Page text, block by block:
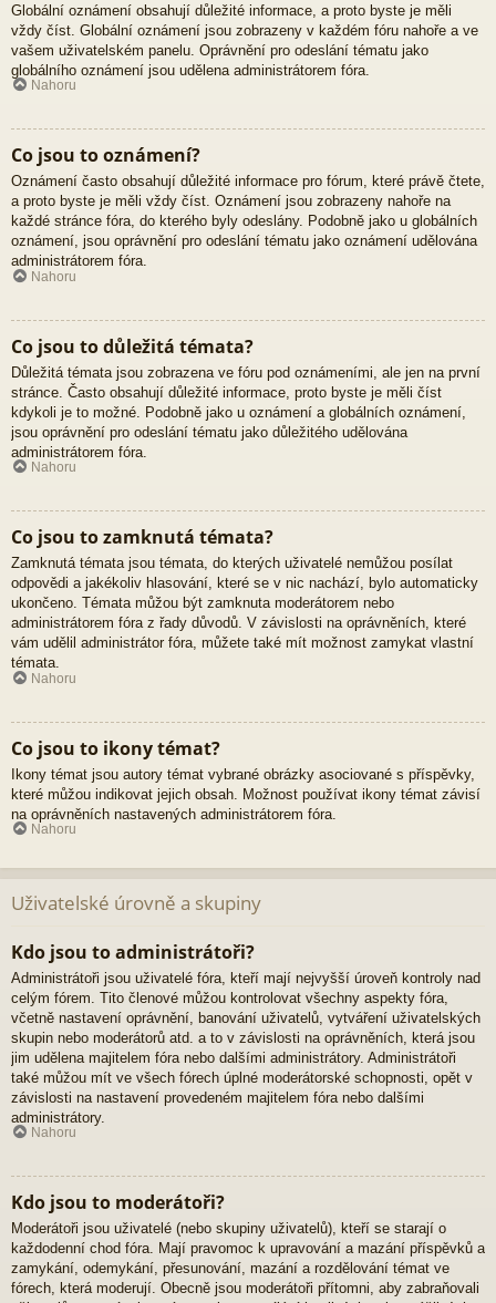
Globální oznámení obsahují důležité informace, a proto byste je měli
vždy číst. Globální oznámení jsou zobrazeny v každém fóru nahoře a ve
vašem uživatelském panelu. Oprávnění pro odeslání tématu jako
globálního oznámení jsou udělena administrátorem fóra.
Nahoru
Co jsou to oznámení?
Oznámení často obsahují důležité informace pro fórum, které právě čtete,
a proto byste je měli vždy číst. Oznámení jsou zobrazeny nahoře na
každé stránce fóra, do kterého byly odeslány. Podobně jako u globálních
oznámení, jsou oprávnění pro odeslání tématu jako oznámení udělována
administrátorem fóra.
Nahoru
Co jsou to důležitá témata?
Důležitá témata jsou zobrazena ve fóru pod oznámeními, ale jen na první
stránce. Často obsahují důležité informace, proto byste je měli číst
kdykoli je to možné. Podobně jako u oznámení a globálních oznámení,
jsou oprávnění pro odeslání tématu jako důležitého udělována
administrátorem fóra.
Nahoru
Co jsou to zamknutá témata?
Zamknutá témata jsou témata, do kterých uživatelé nemůžou posílat
odpovědi a jakékoliv hlasování, které se v nic nachází, bylo automaticky
ukončeno. Témata můžou být zamknuta moderátorem nebo
administrátorem fóra z řady důvodů. V závislosti na oprávněních, které
vám udělil administrátor fóra, můžete také mít možnost zamykat vlastní
témata.
Nahoru
Co jsou to ikony témat?
Ikony témat jsou autory témat vybrané obrázky asociované s příspěvky,
které můžou indikovat jejich obsah. Možnost používat ikony témat závisí
na oprávněních nastavených administrátorem fóra.
Nahoru
Uživatelské úrovně a skupiny
Kdo jsou to administrátoři?
Administrátoři jsou uživatelé fóra, kteří mají nejvyšší úroveň kontroly nad
celým fórem. Tito členové můžou kontrolovat všechny aspekty fóra,
včetně nastavení oprávnění, banování uživatelů, vytváření uživatelských
skupin nebo moderátorů atd. a to v závislosti na oprávněních, která jsou
jim udělena majitelem fóra nebo dalšími administrátory. Administrátoři
také můžou mít ve všech fórech úplné moderátorské schopnosti, opět v
závislosti na nastavení provedeném majitelem fóra nebo dalšími
administrátory.
Nahoru
Kdo jsou to moderátoři?
Moderátoři jsou uživatelé (nebo skupiny uživatelů), kteří se starají o
každodenní chod fóra. Mají pravomoc k upravování a mazání příspěvků a
zamykání, odemykání, přesunování, mazání a rozdělování témat ve
fórech, která moderují. Obecně jsou moderátoři přítomni, aby zabraňovali